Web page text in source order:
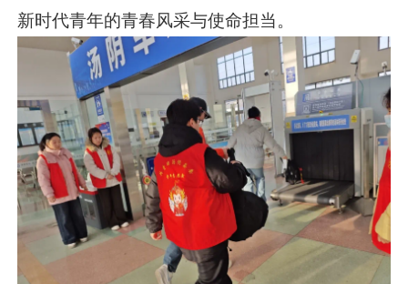
新时代青年的青春风采与使命担当。